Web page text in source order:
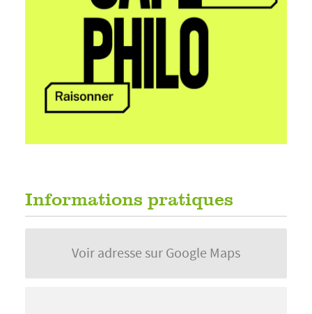
Informations pratiques
Voir adresse sur Google Maps